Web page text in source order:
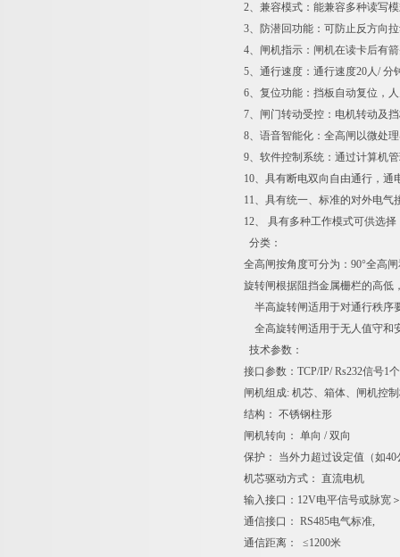
2、兼容模式：能兼容多种读写
3、防潜回功能：可防止反方向
4、闸机指示：闸机在读卡后有
5、通行速度：通行速度20人/
6、复位功能：挡板自动复位，
7、闸门转动受控：电机转动及
8、语音智能化：全高闸以微处
9、软件控制系统：通过计算机
10、具有断电双向自由通行，
11、具有统一、标准的对外电
12、 具有多种工作模式可供选
分类：
全高闸按角度可分为：90°全高
旋转闸根据阻挡金属栅栏的高低
半高旋转闸适用于对通行秩序
全高旋转闸适用于无人值守和
技术参数：
接口参数：TCP/IP/ Rs232信号1
闸机组成: 机芯、箱体、闸机控
结构： 不锈钢柱形
闸机转向： 单向 / 双向
保护： 当外力超过设定值（如
机芯驱动方式： 直流电机
输入接口：12V电平信号或脉宽
通信接口： RS485电气标准,
通信距离： ≤1200米